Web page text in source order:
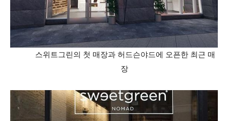
스위트그린의 첫 매장과 허드슨야드에 오픈한 최근 매
장